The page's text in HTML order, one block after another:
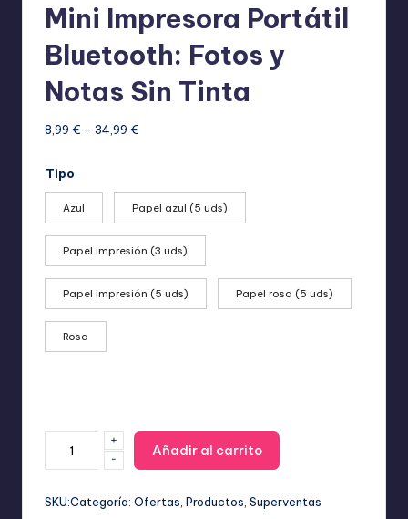
Mini Impresora Portátil
Bluetooth: Fotos y
Notas Sin Tinta
8,99 € – 34,99 €Rango
8,99 €
hasta
34,99 €
Tipo
Azul Papel azul (5 uds)
Papel impresión (3 uds)
Papel impresión (5 uds) Papel rosa (5 uds)
Rosa
Impresora
Bluetooth:
-
+
Añadir al carrito
SKU:Categoría: Ofertas Productos Superventas